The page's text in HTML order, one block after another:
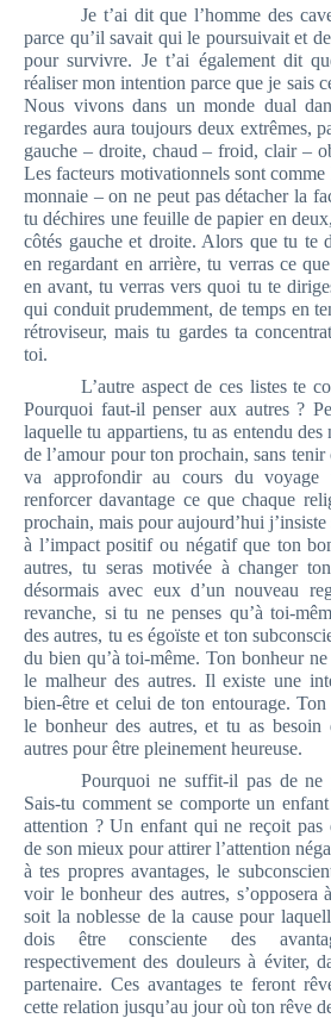
Je t’ai dit que l’homme des
parce qu’il savait qui le poursuivait et
pour survivre. Je t’ai également dit
réaliser mon intention parce que je sais
Nous vivons dans un monde dual
regardes aura toujours deux extrêmes,
gauche – droite, chaud – froid, clair –
Les facteurs motivationnels sont comme
monnaie – on ne peut pas détacher la
tu déchires une feuille de papier en
côtés gauche et droite. Alors que tu te
en regardant en arrière, tu verras ce
en avant, tu verras vers quoi tu te
qui conduit prudemment, de temps en
rétroviseur, mais tu gardes ta
toi.
L’autre aspect de ces listes te
Pourquoi faut-il penser aux autres ?
laquelle tu appartiens, tu as entendu
de l’amour pour ton prochain, sans
va approfondir au cours du voyage
renforcer davantage ce que chaque
prochain, mais pour aujourd’hui
à l’impact positif ou négatif que ton
autres, tu seras motivée à changer
désormais avec eux d’un nouveau
revanche, si tu ne penses qu’à toi-
des autres, tu es égoïste et ton
du bien qu’à toi-même. Ton bonheur
le malheur des autres. Il existe une
bien-être et celui de ton entourage.
le bonheur des autres, et tu as
autres pour être pleinement heureuse.
Pourquoi ne suffit-il pas de ne
Sais-tu comment se comporte un
attention ? Un enfant qui ne reçoit pas
de son mieux pour attirer l’attention
à tes propres avantages, le
voir le bonheur des autres, s’opposera
soit la noblesse de la cause pour
dois être consciente des
respectivement des douleurs à éviter,
partenaire. Ces avantages te feront
cette relation jusqu’au jour où ton rêve